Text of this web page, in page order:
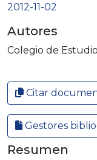
2012-11-02
Autores
Colegio de
Citar
Gestores
Resumen